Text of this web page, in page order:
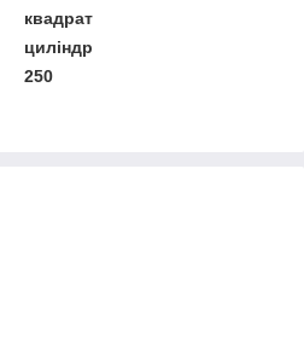
квадрат
циліндр
250